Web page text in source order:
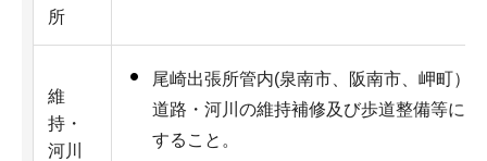
所
維
持・
河川
尾崎出張所管内(泉南市、阪南市、岬町）の
道路・河川の維持補修及び歩道整備等に関
すること。